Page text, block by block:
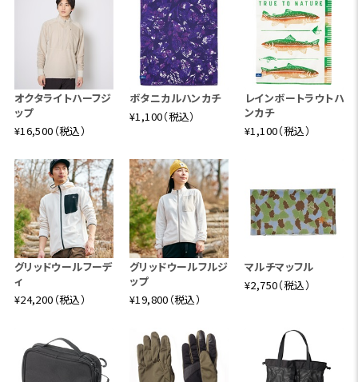
オクタライトハーフジ
ップ
¥16,500（税込）
ボタニカルハンカチ
¥1,100（税込）
レインボートラウトハ
ンカチ
¥1,100（税込）
グリッドウールフーデ
ィ
¥24,200（税込）
グリッドウールフルジ
ップ
¥19,800（税込）
マルチマッフル
¥2,750（税込）